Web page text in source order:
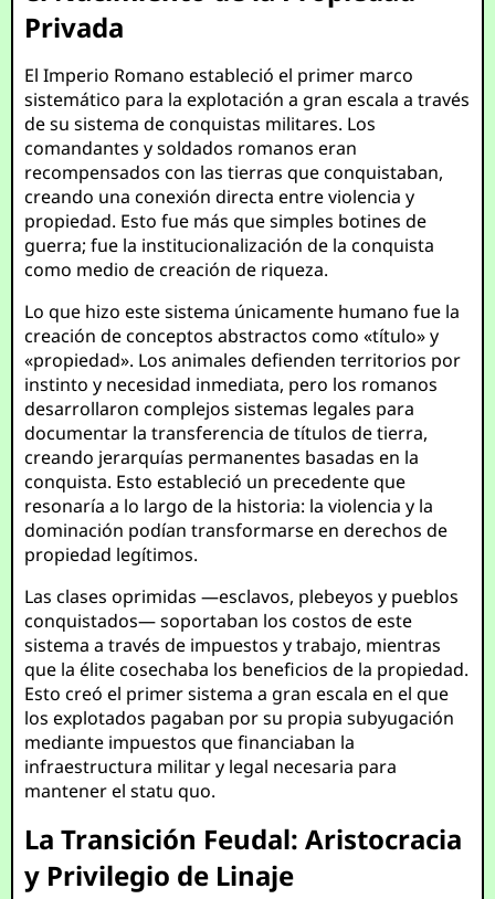
Privada
El Imperio Romano estableció el primer marco
sistemático para la explotación a gran escala a través
de su sistema de conquistas militares. Los
comandantes y soldados romanos eran
recompensados con las tierras que conquistaban,
creando una conexión directa entre violencia y
propiedad. Esto fue más que simples botines de
guerra; fue la institucionalización de la conquista
como medio de creación de riqueza.
Lo que hizo este sistema únicamente humano fue la
creación de conceptos abstractos como «título» y
«propiedad». Los animales defienden territorios por
instinto y necesidad inmediata, pero los romanos
desarrollaron complejos sistemas legales para
documentar la transferencia de títulos de tierra,
creando jerarquías permanentes basadas en la
conquista. Esto estableció un precedente que
resonaría a lo largo de la historia: la violencia y la
dominación podían transformarse en derechos de
propiedad legítimos.
Las clases oprimidas —esclavos, plebeyos y pueblos
conquistados— soportaban los costos de este
sistema a través de impuestos y trabajo, mientras
que la élite cosechaba los beneficios de la propiedad.
Esto creó el primer sistema a gran escala en el que
los explotados pagaban por su propia subyugación
mediante impuestos que financiaban la
infraestructura militar y legal necesaria para
mantener el statu quo.
La Transición Feudal: Aristocracia
y Privilegio de Linaje